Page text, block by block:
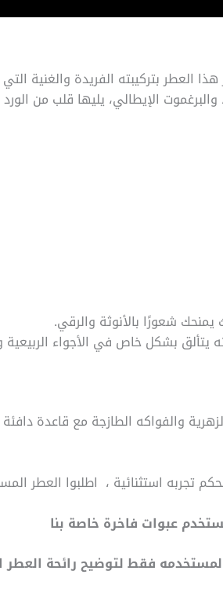
العطر بتركيبته الفريدة والغنية
الإيطالي، يليها قلب من
شعورًا بالأنوثة والرقي.
يتألق بشكل خاص في الأجواء الربيعية
والفواكه الطازجة مع قاعدة
استثنائية ، اطلبوا العطر
عبوات فاخرة خاصة بنا
المستخدمه فقط لتوضيح رائحة